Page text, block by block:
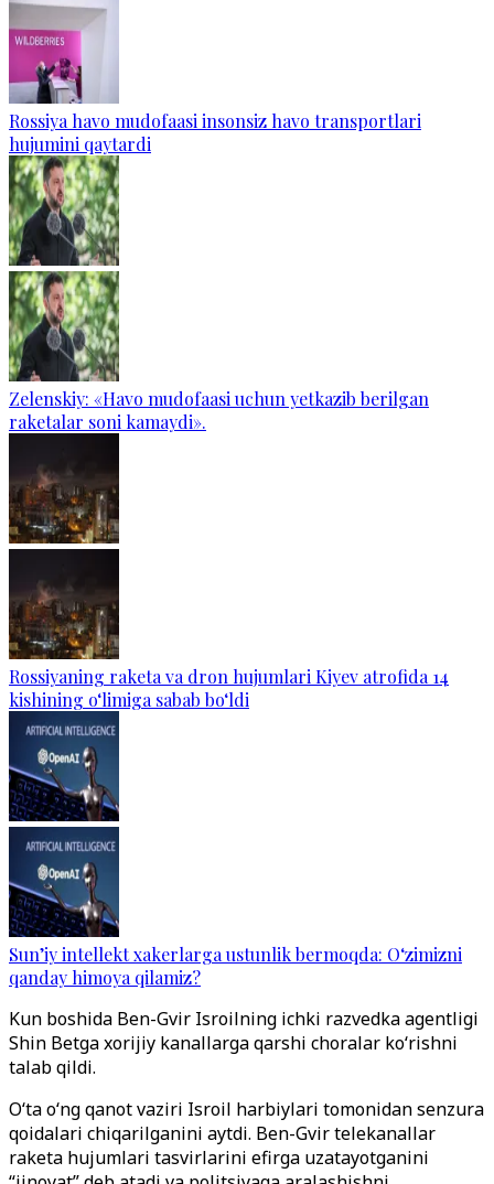
Rossiya havo mudofaasi insonsiz havo transportlari
hujumini qaytardi
Zelenskiy: «Havo mudofaasi uchun yetkazib berilgan
raketalar soni kamaydi».
Rossiyaning raketa va dron hujumlari Kiyev atrofida 14
kishining o‘limiga sabab bo‘ldi
Sun’iy intellekt xakerlarga ustunlik bermoqda: O‘zimizni
qanday himoya qilamiz?
Kun boshida Ben-Gvir Isroilning ichki razvedka agentligi
Shin Betga xorijiy kanallarga qarshi choralar ko‘rishni
talab qildi.
O‘ta o‘ng qanot vaziri Isroil harbiylari tomonidan senzura
qoidalari chiqarilganini aytdi. Ben-Gvir telekanallar
raketa hujumlari tasvirlarini efirga uzatayotganini